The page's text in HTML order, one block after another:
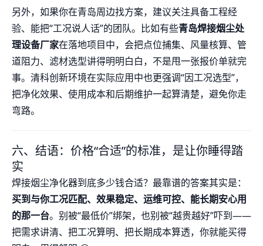
另外，如果你在青岛周边找方案，建议关注具备工程经
验、能把“工况说人话”的团队。比如有些青岛焊接烟尘处
理设备厂家在落地项目中，会把点位捕集、风量核算、管
道阻力、滤材选型讲得明明白白，不是甩一张报价单就完
事。清科创新环境在实际应用中也更强调“因工况选型”，
把净化效果、使用成本和后期维护一起算清楚，避免你走
弯路。
六、结语：价格“合适”的标准，是让你睡得踏
实
焊接烟尘净化器到底多少钱合适？最靠谱的答案其实是：
买到与你工况匹配、效果稳定、运维可控、能长期安心用
的那一台。别被“最低价”绑架，也别被“越贵越好”吓到——
把需求讲清、把工况算明、把长期成本算透，你就能买得